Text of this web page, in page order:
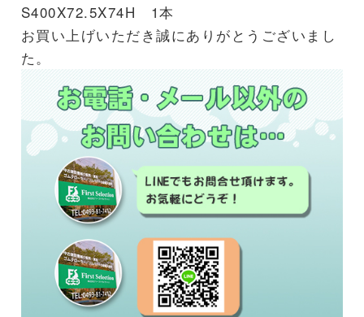
S400X72.5X74H 1本
お買い上げいただき誠にありがとうございまし
た。